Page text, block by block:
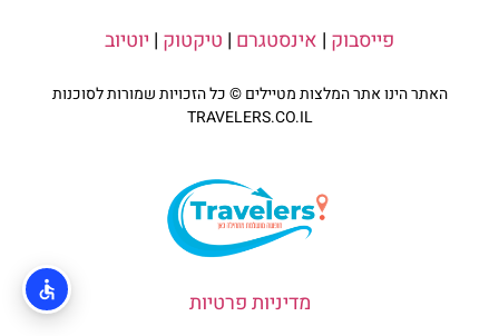
פייסבוק | אינסטגרם | טיקטוק | יוטיוב
האתר הינו אתר המלצות מטיילים © כל הזכויות שמורות לסוכנות
TRAVELERS.CO.IL
מדיניות פרטיות